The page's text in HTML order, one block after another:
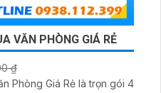
VĂN PHÒNG GIÁ RẺ
₫
Phòng Giá Rẻ là trọn gói 4